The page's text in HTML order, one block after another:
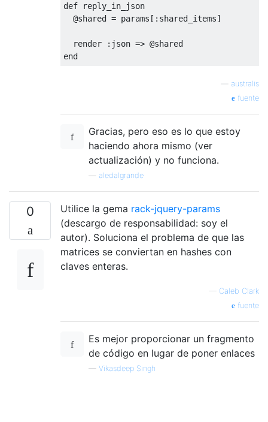
def reply_in_json
@shared = params [: shared_items]
  render
: json => @shared
end
australis
fuente
Gracias, pero eso es lo que estoy
haciendo ahora mismo (ver
actualización) y no funciona.
aledalgrande
0 Utilice la gema rack-jquery-params
(descargo de responsabilidad: soy el
autor). Soluciona el problema de que las
matrices se conviertan en hashes con
claves enteras.
— Caleb Clark
fuente
Es mejor proporcionar un fragmento
de código en lugar de poner enlaces
— Vikasdeep Singh